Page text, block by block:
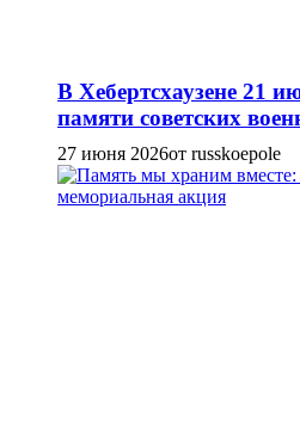
В Хебертсхаузене 21
памяти советских
27 июня 2026от russkoepole